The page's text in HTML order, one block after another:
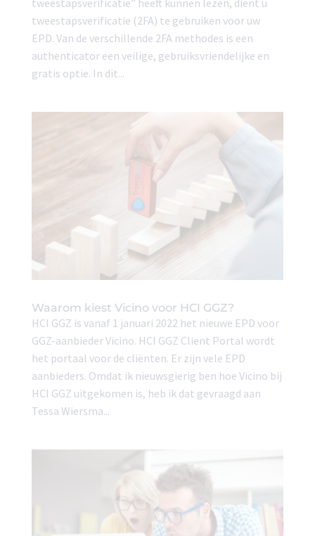
tweestapsverificatie (2FA) te gebruiken voor uw
EPD. Van de verschillende 2FA methodes is een
authenticator een veilige, gebruiksvriendelijke en
gratis optie. In dit...
Waarom kiest Vicino voor HCI GGZ?
HCI GGZ is vanaf 1 januari 2022 het nieuwe EPD voor
GGZ-aanbieder Vicino. HCI GGZ Client Portal wordt
het portaal voor de cliënten. Er zijn vele EPD
aanbieders. Omdat ik nieuwsgierig ben hoe Vicino bij
HCI GGZ uitgekomen is, heb ik dat gevraagd aan
Tessa Wiersma...